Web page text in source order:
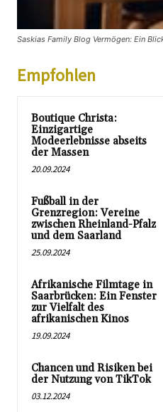
Saskias Family Blog Vermögen: Ein
Empfohlen
Boutique Christa:
Einzigartige
Modeerlebnisse abseits
der Massen
20.09.2024
Fußball in der
Grenzregion: Vereine
zwischen Rheinland-Pfalz
und dem Saarland
25.09.2024
Afrikanische Filmtage in
Saarbrücken: Ein Fenster
zur Vielfalt des
afrikanischen Kinos
19.09.2024
Chancen und Risiken bei
der Nutzung von TikTok
03.12.2024